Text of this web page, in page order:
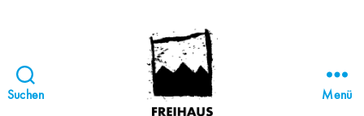
Suchen Menü